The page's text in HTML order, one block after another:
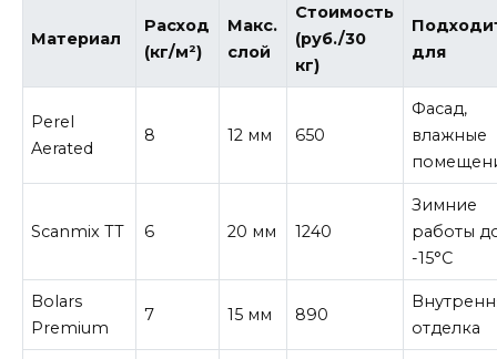
Материал
Расход
(кг/м²)
Макс.
слой
Стоимость
(руб./30
кг)
для
Perel
Aerated
8 12 мм 650
Фасад,
влажные
Scanmix TT 6 20 мм 1240
Зимние
работы
-15°С
Bolars
Premium
7 15 мм 890
отделка